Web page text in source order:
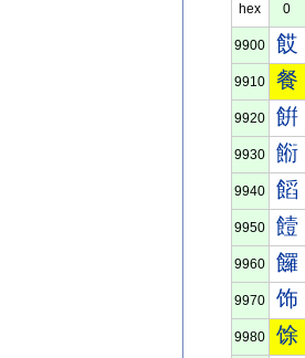
hex 0
9900 餀
9910 餐
9920 餠
9930 餰
9940 饀
9950 饐
9960 饠
9970 饰
9980 馀